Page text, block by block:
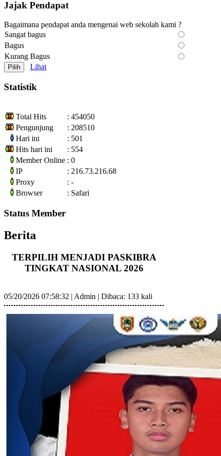
Jajak Pendapat
Bagaimana pendapat anda mengenai web sekolah kami ?
Sangat bagus
Bagus
Kurang Bagus
Lihat
Statistik
Total Hits
: 454050
Pengunjung
: 208510
Hari ini
: 501
Hits hari ini
: 554
Member Online : 0
IP
: 216.73.216.68
Proxy
: -
Browser
: Safari
Status Member
Berita
TERPILIH MENJADI PASKIBRA
TINGKAT NASIONAL 2026
05/20/2026 07:58:32 | Admin | Dibaca: 133 kali